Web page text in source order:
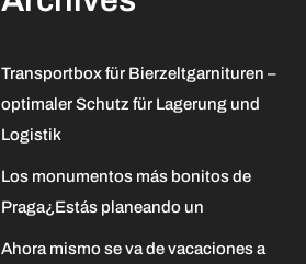
Transportbox für Bierzeltgarnituren –
optimaler Schutz für Lagerung und
Logistik
Los monumentos más bonitos de
Praga¿Estás planeando un
Ahora mismo se va de vacaciones a